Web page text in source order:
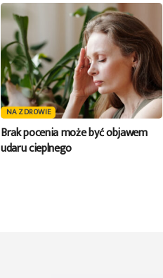
NA ZDROWIE
Brak pocenia może być objawem
udaru cieplnego